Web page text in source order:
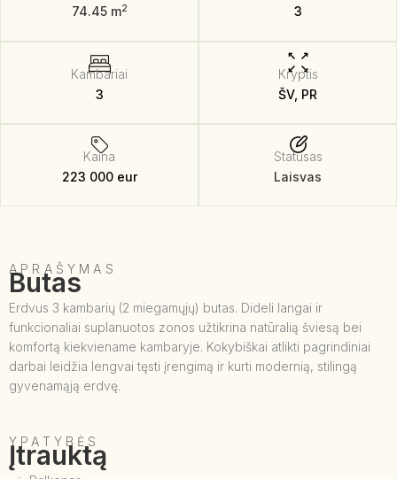
74.45 m2
3
Kambariai
3
Kryptis
ŠV, PR
Kaina
223 000 eur
Statusas
Laisvas
APRAŠYMAS
Butas
Erdvus 3 kambarių (2 miegamųjų) butas. Dideli langai ir
funkcionaliai suplanuotos zonos užtikrina natūralią šviesą bei
komfortą kiekviename kambaryje. Kokybiškai atlikti pagrindiniai
darbai leidžia lengvai tęsti įrengimą ir kurti modernią, stilingą
gyvenamąją erdvę.
YPATYBĖS
Įtrauktą